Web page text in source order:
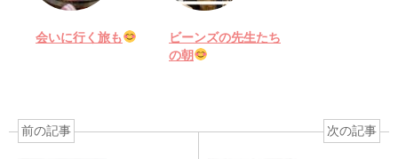
会いに行く旅も
ビーンズの先生たち
の朝
前の記事 次の記事